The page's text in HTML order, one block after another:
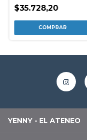
$35.728,20
YENNY - EL ATENEO